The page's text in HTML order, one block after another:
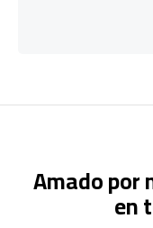
Amado por
en